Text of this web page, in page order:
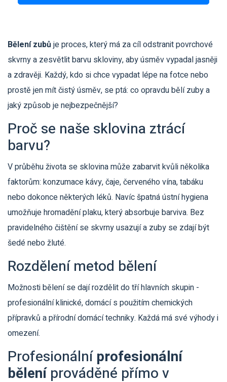
Bělení zubůje proces, který má za cíl odstranit povrchové
skvrny a zesvětlit barvu skloviny, aby úsměv vypadal jasněji
a zdravěji. Každý, kdo si chce vypadat lépe na fotce nebo
prostě jen mít čistý úsměv, se ptá: co opravdu bělí zuby a
jaký způsob je nejbezpečnější?
Proč se naše sklovina ztrácí
barvu?
V průběhu života se sklovina může zabarvit kvůli několika
faktorům: konzumace kávy, čaje, červeného vína, tabáku
nebo dokonce některých léků. Navíc špatná ústní hygiena
umožňuje hromadění plaku, který absorbuje barviva. Bez
pravidelného čištění se skvrny usazují a zuby se zdají být
šedé nebo žluté.
Rozdělení metod bělení
Možnosti bělení se dají rozdělit do tří hlavních skupin -
profesionální klinické, domácí s použitím chemických
přípravků a přírodní domácí techniky. Každá má své výhody i
omezení.
Profesionálníprofesionální
bělení prováděné přímo v